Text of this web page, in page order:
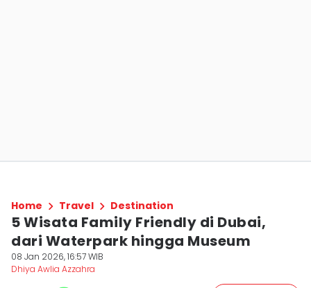
Home Travel Destination
5 Wisata Family Friendly di Dubai,
dari Waterpark hingga Museum
08 Jan 2026, 16:57 WIB
Dhiya Awlia Azzahra